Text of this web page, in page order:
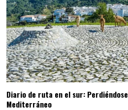
Diario de ruta en el sur:
Mediterráneo